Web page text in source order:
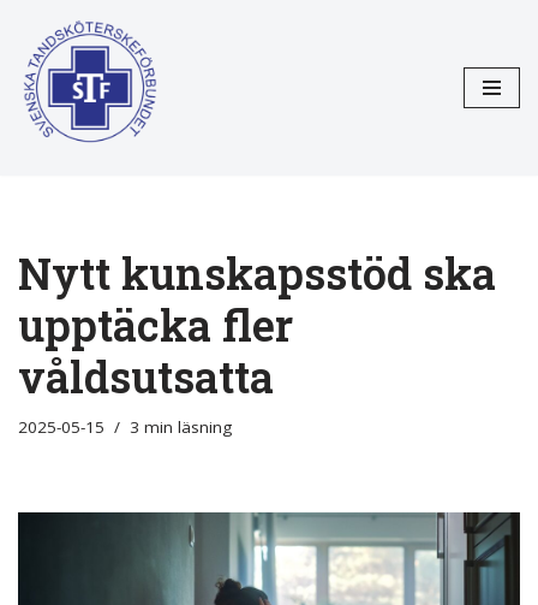
Hoppa
till
innehåll
Nytt kunskapsstöd ska
upptäcka fler
våldsutsatta
2025-05-15 3 min läsning